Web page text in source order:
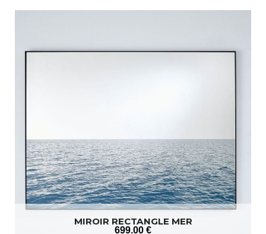
MIROIR RECTANGLE MER
699.00 €